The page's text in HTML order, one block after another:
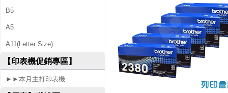
2
0
D
B5
A5
A11(Letter Size)
【印表機促銷專區】
►►本月主打印表機